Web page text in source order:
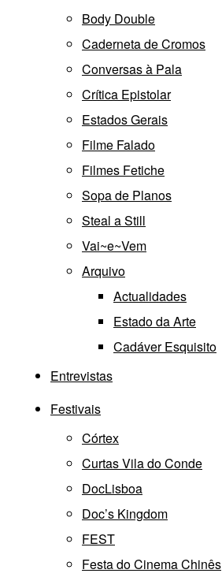
Body Double
Caderneta de Cromos
Conversas à Pala
Crítica Epistolar
Estados Gerais
Filme Falado
Filmes Fetiche
Sopa de Planos
Steal a Still
Vai~e~Vem
Arquivo
Actualidades
Estado da Arte
Cadáver Esquisito
Entrevistas
Festivais
Córtex
Curtas Vila do Conde
DocLisboa
Doc’s Kingdom
FEST
Festa do Cinema Chinês